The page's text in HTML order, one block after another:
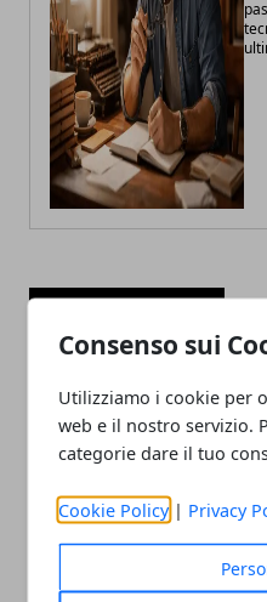
Consenso sui
Utilizziamo i cookie per
web e il nostro servizio.
categorie dare il tuo
Cookie Policy | Privacy
ARTICOLI CORRELATI
Ricche